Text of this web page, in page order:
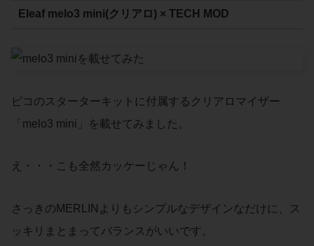
Eleaf melo3 mini(クリアロ) × TECH MOD
ピコのスターターキットに付属するクリアロマイザー
「melo3 mini」を載せてみました。
え・・・こも全然カッケーじゃん！
さっきのMERLINよりもシンプルなデザインなだけに、ス
ッキリまとまってバランスがいいです。